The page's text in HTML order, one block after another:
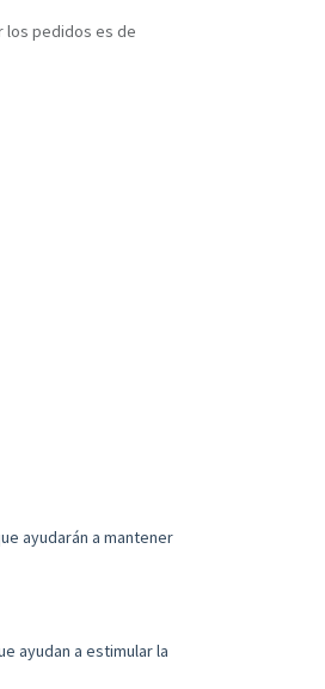
los pedidos es de
ayudarán a mantener
ayudan a estimular la